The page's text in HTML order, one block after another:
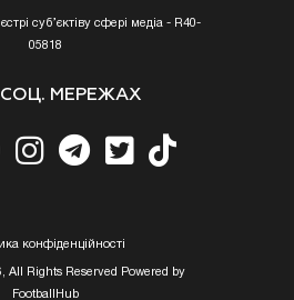
суб’єктіву сфері медіа - R40-
05818
МЕРЕЖАХ
конфiденцiйностi
All Rights Reserved Powered by
FootballHub